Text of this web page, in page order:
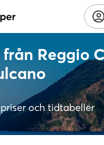
Reggio
och tidtabeller